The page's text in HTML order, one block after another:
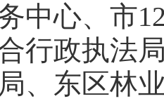
中心、市
合行政执法
、东区林